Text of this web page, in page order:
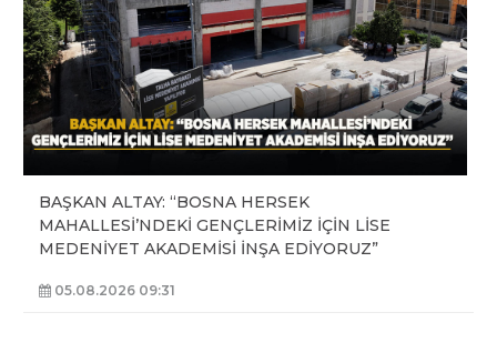
BAŞKAN ALTAY: “BOSNA HERSEK
MAHALLESİ’NDEKİ GENÇLERİMİZ İÇİN LİSE
MEDENİYET AKADEMİSİ İNŞA EDİYORUZ”
05.08.2026 09:31